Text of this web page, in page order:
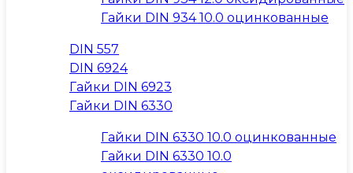
Гайки DIN 934 10.0 оцинкованные
DIN 557
DIN 6924
Гайки DIN 6923
Гайки DIN 6330
Гайки DIN 6330 10.0 оцинкованные
Гайки DIN 6330 10.0